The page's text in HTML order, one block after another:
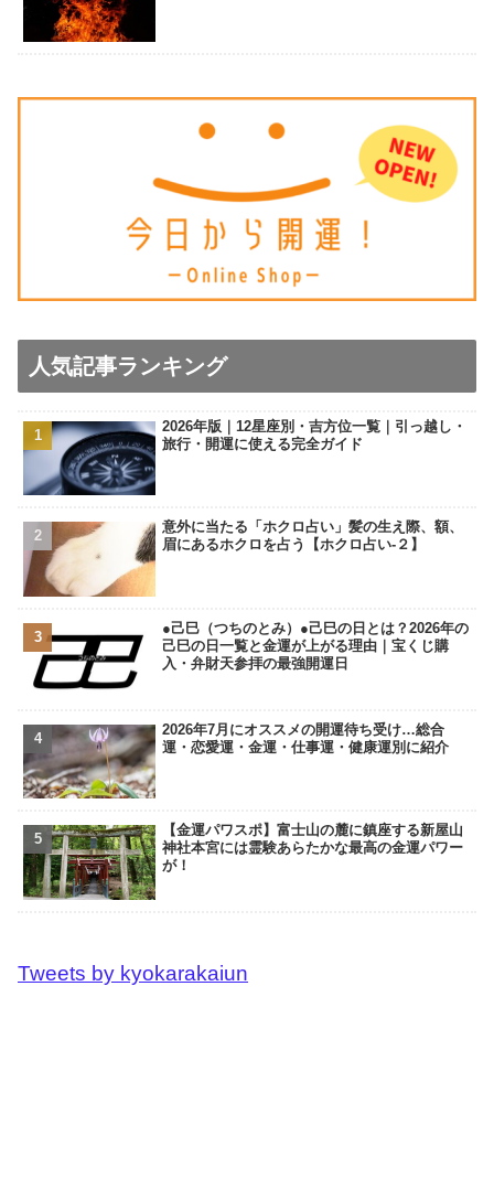
人気記事ランキング
2026年版｜12星座別・吉方位一覧｜引っ越し・
旅行・開運に使える完全ガイド
意外に当たる「ホクロ占い」髪の生え際、額、
眉にあるホクロを占う【ホクロ占い‐２】
●己巳（つちのとみ）●己巳の日とは？2026年の
己巳の日一覧と金運が上がる理由｜宝くじ購
入・弁財天参拝の最強開運日
2026年7月にオススメの開運待ち受け…総合
運・恋愛運・金運・仕事運・健康運別に紹介
【金運パワスポ】富士山の麓に鎮座する新屋山
神社本宮には霊験あらたかな最高の金運パワー
が！
Tweets by kyokarakaiun